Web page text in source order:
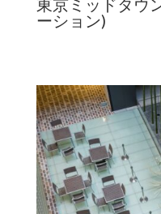
東京ミッドタウ
ーション)